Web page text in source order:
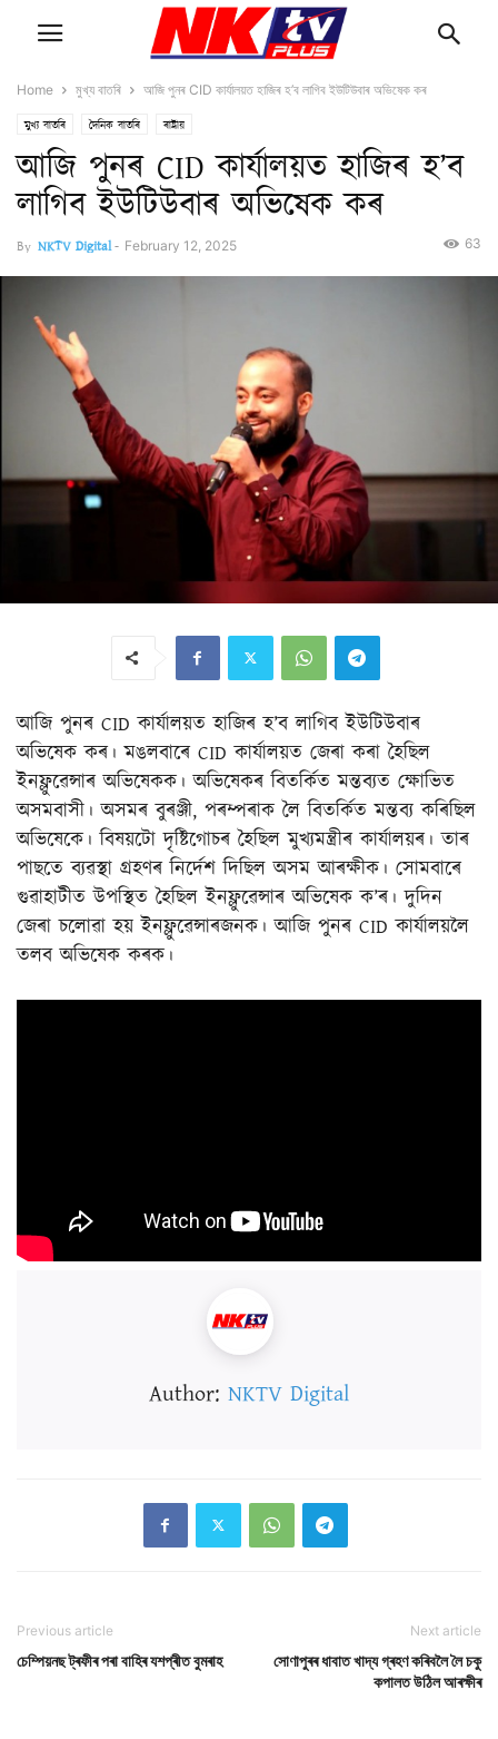
Home মুখ্য বাতৰি আজি পুনৰ CID কাৰ্যালয়ত হাজিৰ হ’ব লাগিব ইউটিউবাৰ অভিষেক কৰ
মুখ্য বাতৰি দৈনিক বাতৰি ৰাষ্ট্ৰীয়
আজি পুনৰ CID কাৰ্যালয়ত হাজিৰ হ’ব
লাগিব ইউটিউবাৰ অভিষেক কৰ
By NKTV Digital- February 12, 2025 63
আজি পুনৰ CID কাৰ্যালয়ত হাজিৰ হ’ব লাগিব ইউটিউবাৰ
অভিষেক কৰ। মঙলবাৰে CID কাৰ্যালয়ত জেৰা কৰা হৈছিল
ইনফ্লুৱেন্সাৰ অভিষেকক। অভিষেকৰ বিতৰ্কিত মন্তব্যত ক্ষোভিত
অসমবাসী। অসমৰ বুৰঞ্জী, পৰম্পৰাক লৈ বিতৰ্কিত মন্তব্য কৰিছিল
অভিষেকে। বিষয়টো দৃষ্টিগোচৰ হৈছিল মুখ্যমন্ত্ৰীৰ কাৰ্যালয়ৰ। তাৰ
পাছতে ব্যৱস্থা গ্ৰহণৰ নিৰ্দেশ দিছিল অসম আৰক্ষীক। সোমবাৰে
গুৱাহাটীত উপস্থিত হৈছিল ইনফ্লুৱেন্সাৰ অভিষেক ক’ৰ। দুদিন
জেৰা চলোৱা হয় ইনফ্লুৱেন্সাৰজনক। আজি পুনৰ CID কাৰ্যালয়লৈ
তলব অভিষেক কৰক।
Author: NKTV Digital
Previous article
চেম্পিয়নছ ট্ৰফীৰ পৰা বাহিৰ যশপ্ৰীত বুমৰাহ
Next article
সোণাপুৰৰ ধাবাত খাদ্য গ্ৰহণ কৰিবলৈ লৈ চকু
কপালত উঠিল আৰক্ষীৰ